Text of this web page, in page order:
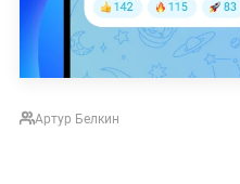
Артур Белкин